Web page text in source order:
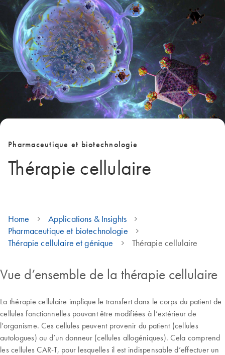
Pharmaceutique et biotechnologie
Thérapie cellulaire
Home
Applications & Insights
Pharmaceutique et biotechnologie
Thérapie cellulaire et génique
Thérapie cellulaire
Vue d’ensemble de la thérapie cellulaire
La thérapie cellulaire implique le transfert dans le corps du patient de
cellules fonctionnelles pouvant être modifiées à l’extérieur de
l’organisme. Ces cellules peuvent provenir du patient (cellules
autologues) ou d’un donneur (cellules allogéniques). Cela comprend
les cellules CAR-T, pour lesquelles il est indispensable d’effectuer un